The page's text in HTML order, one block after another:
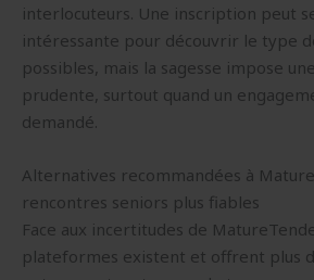
interlocuteurs. Une inscription peut
intéressante pour découvrir le type
possibles, mais la sagesse impose
prudente, surtout quand un
demandé.
Alternatives recommandées à
rencontres seniors plus fiables
Face aux incertitudes de
plateformes existent et offrent plus